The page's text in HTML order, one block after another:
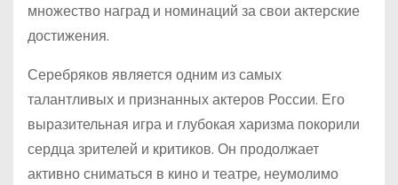
множество наград и номинаций за свои актерские
достижения.
Серебряков является одним из самых
талантливых и признанных актеров России. Его
выразительная игра и глубокая харизма покорили
сердца зрителей и критиков. Он продолжает
активно сниматься в кино и театре, неумолимо